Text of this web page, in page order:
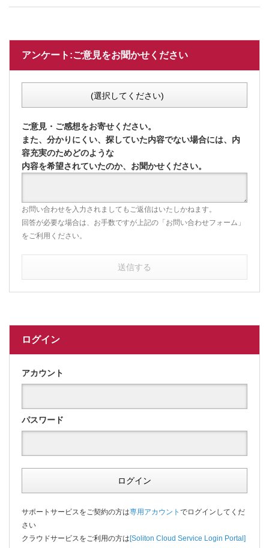
アンケート:ご意見をお聞かせください
(選択してください)
ご意見・ご感想をお寄せください。
また、分かりにくい、探していた内容でない場合には、内
容充実のためどのような
内容を希望されていたのか、お聞かせください。
お問い合わせを入力されましてもご返信はいたしかねます。
回答が必要な場合は、お手数ですが上記の「お問い合わせフォーム」
をご利用ください。
送信する
ログイン
アカウント
パスワード
ログイン
サポートサービスをご契約の方は専用アカウント でログインしてくだ
さい
クラウドサービスをご利用の方は[Soliton Cloud Service Login Portal]